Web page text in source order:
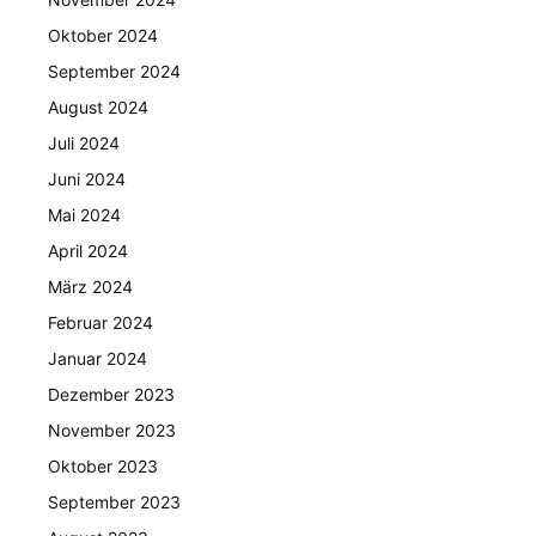
Oktober 2024
September 2024
August 2024
Juli 2024
Juni 2024
Mai 2024
April 2024
März 2024
Februar 2024
Januar 2024
Dezember 2023
November 2023
Oktober 2023
September 2023